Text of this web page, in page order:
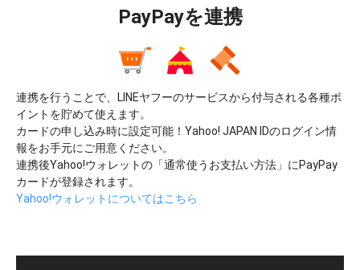
PayPayを連携
連携を行うことで、LINEヤフーのサービスから付与される各種ポ
イントを貯めて使えます。
カードの申し込み時に設定可能！Yahoo! JAPAN IDのログイン情
報をお手元にご用意ください。
連携後Yahoo!ウォレットの「通常使うお支払い方法」にPayPay
カードが登録されます。
Yahoo!ウォレットについてはこちら